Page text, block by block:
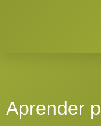
Aprender